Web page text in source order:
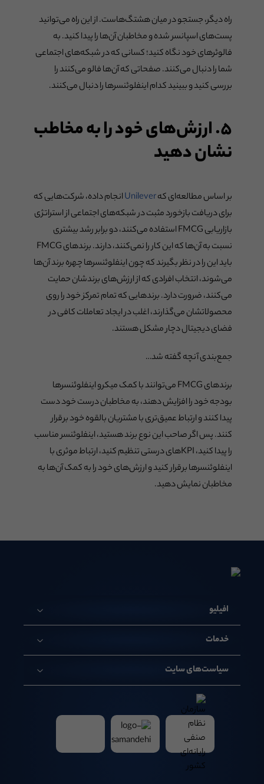
راه دیگر، جستجو در میان هشتگ‌هاست. از این راه می‌توانید
پست‌های اسپانسر شده و مخاطبان آن‌ها را پیدا کنید. به
فالوئرهای خود نگاه کنید؛ کسانی که در شبکه‌های اجتماعی
شما را دنبال می‌کنند. صفحاتی که آن‌ها فالو می‌‌کنند را
بررسی کنید و ببینید کدام اینفلوئنسرها را دنبال می‌کنند.
۵. ارزش‌های خود را به مخاطب
نشان دهید
بر اساس مطالعه‌ای کهUnileverانجام داده، شرکت‌هایی که
برای دریافت بازخورد مثبت در شبکه‌های اجتماعی از استراتژی
بازاریابی FMCG استفاده می‌کنند، دو برابر رشد بیشتری
نسبت به آن‌ها که این کار را نمی‌کنند، دارند. برندهای FMCG
باید این را در نظر بگیرند که چون اینفلوئنسرها چهره برند آن‌ها
می‌شوند، انتخاب افرادی که از ارزش‌های برندشان حمایت
می‌کنند، ضرورت دارد. برندهایی که تمام تمرکز خود را روی
محصولاتشان می‌گذارند، اغلب در ایجاد تعاملات کافی در
فضای دیجیتال دچار مشکل هستند.
جمع‌بندی آنچه گفته شد…
برندهای FMCG می‌توانند با کمک میکرو اینفلوئنسرها
بودجه خود را افزایش دهند، به مخاطبان درست خود دست
پیدا کنند و ارتباط عمیق‌تری با مشتریان بالقوه خود برقرار
کنند. پس اگر صاحب این نوع برند هستید، اینفلوئنسر مناسب
را پیدا کنید، KPIهای درستی تنظیم کنید، ارتباط موثری با
اینفلوئنسرها برقرار کنید و ارزش‌های خود را به کمک آن‌ها به
مخاطبان نمایش دهید.
افیلیو
خدمات
سیاست‌های سایت